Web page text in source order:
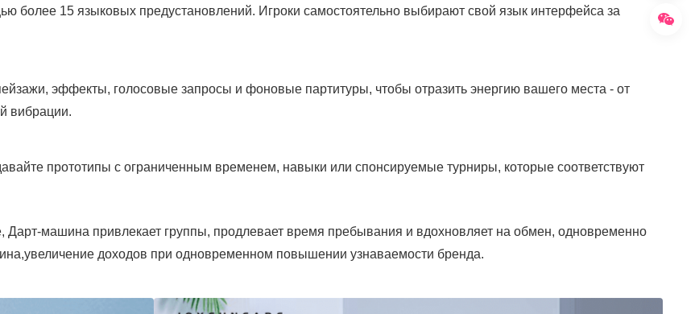
более 15 языковых предустановлений. Игроки самостоятельно выбирают свой язык интерфейса за
эффекты, голосовые запросы и фоновые партитуры, чтобы отразить энергию вашего места - от
вибрации.
прототипы с ограниченным временем, навыки или спонсируемые турниры, которые соответствуют
Дарт-машина привлекает группы, продлевает время пребывания и вдохновляет на обмен, одновременно
доходов при одновременном повышении узнаваемости бренда.